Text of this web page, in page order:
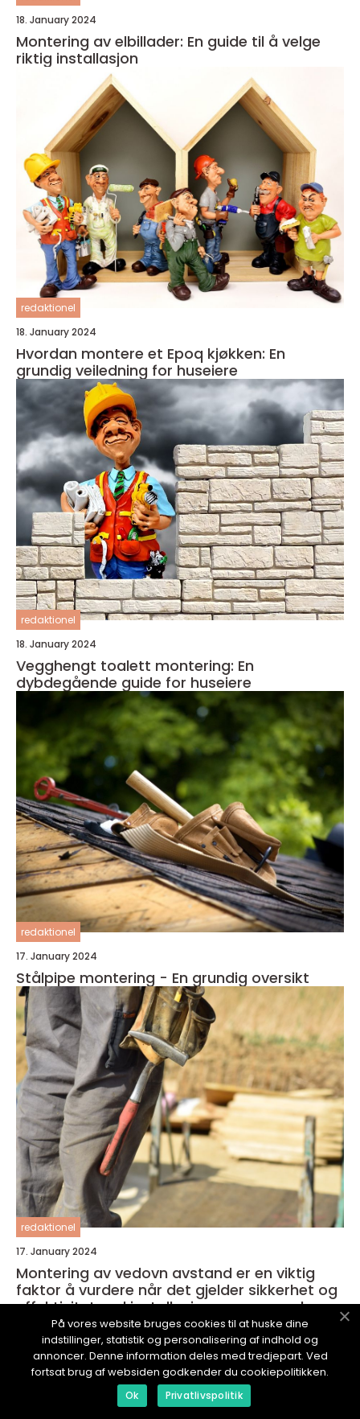
18. January 2024
Montering av elbillader: En guide til å velge
riktig installasjon
redaktionel
18. January 2024
Hvordan montere et Epoq kjøkken: En
grundig veiledning for huseiere
redaktionel
18. January 2024
Vegghengt toalett montering: En
dybdegående guide for huseiere
redaktionel
17. January 2024
Stålpipe montering - En grundig oversikt
redaktionel
17. January 2024
Montering av vedovn avstand er en viktig
faktor å vurdere når det gjelder sikkerhet og
effektivitet ved installasjonen av en vedovn
TILDINTJENESTE.no
På vores website bruges cookies til at huske dine
indstillinger, statistik og personalisering af indhold og
annoncer. Denne information deles med tredjepart. Ved
fortsat brug af websiden godkender du cookiepolitikken.
Ok Privatlivspolitik